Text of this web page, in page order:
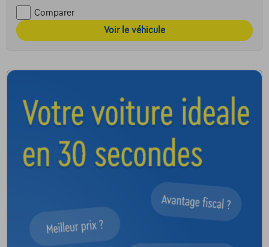
Comparer
Voir le véhicule